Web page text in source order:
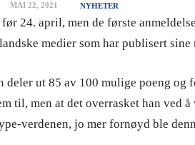
MAI 22, 2021 NYHETER
24. april, men de første
medier som har publisert
deler ut 85 av 100 mulige poeng
til, men at det overrasket han ved
verdenen, jo mer fornøyd ble